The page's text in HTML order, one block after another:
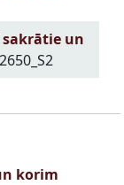
sakrātie un
korim